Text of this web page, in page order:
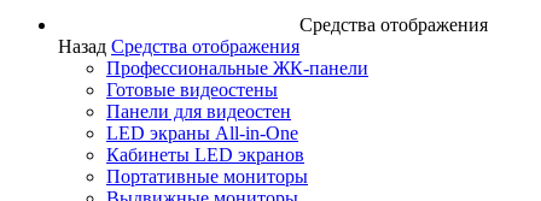
Средства отображения
Назад Средства отображения
Профессиональные ЖК-панели
Готовые видеостены
Панели для видеостен
LED экраны All-in-One
Кабинеты LED экранов
Портативные мониторы